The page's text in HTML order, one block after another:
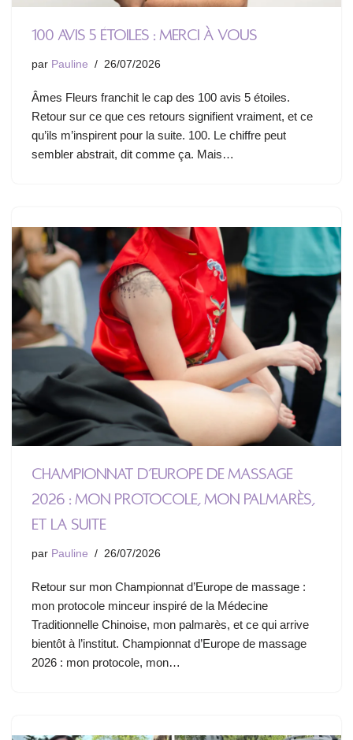
100 avis 5 étoiles : merci à vous
par Pauline 26/07/2026
Âmes Fleurs franchit le cap des 100 avis 5 étoiles.
Retour sur ce que ces retours signifient vraiment, et ce
qu’ils m’inspirent pour la suite. 100. Le chiffre peut
sembler abstrait, dit comme ça. Mais…
Championnat d’Europe de massage
2026 : mon protocole, mon palmarès,
et la suite
par Pauline 26/07/2026
Retour sur mon Championnat d’Europe de massage :
mon protocole minceur inspiré de la Médecine
Traditionnelle Chinoise, mon palmarès, et ce qui arrive
bientôt à l’institut. Championnat d’Europe de massage
2026 : mon protocole, mon…